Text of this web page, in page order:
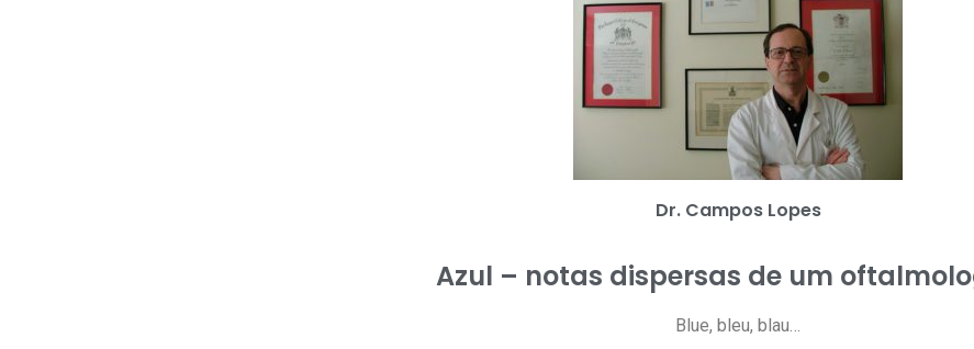
Dr. Campos Lopes
Azul – notas dispersas de um
Blue, bleu, blau…